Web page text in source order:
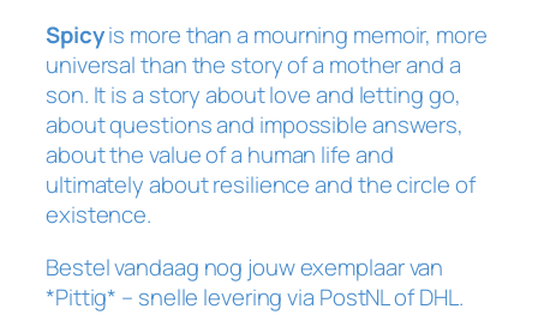
z
e
l
f
g
e
k
z
Spicyis more than a mourning memoir, more
universal than the story of a mother and a
son. It is a story about love and letting go,
about questions and impossible answers,
about the value of a human life and
ultimately about resilience and the circle of
existence.
Bestel vandaag nog jouw exemplaar van
*Pittig* – snelle levering via PostNL of DHL.